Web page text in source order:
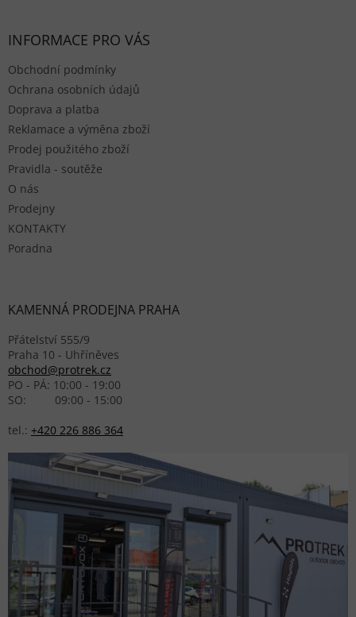
INFORMACE PRO VÁS
Obchodní podmínky
Ochrana osobních údajů
Doprava a platba
Reklamace a výměna zboží
Prodej použitého zboží
Pravidla - soutěže
O nás
Prodejny
KONTAKTY
Poradna
KAMENNÁ PRODEJNA PRAHA
Přátelství 555/9
Praha 10 - Uhříněves
obchod@protrek.cz
PO - PÁ: 10:00 - 19:00
SO: 09:00 - 15:00
tel.: +420 226 886 364